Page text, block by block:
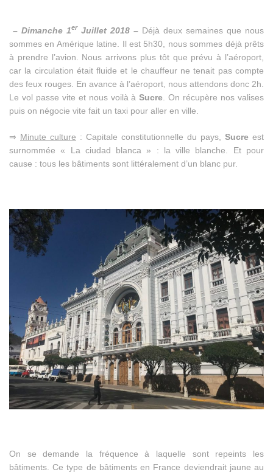
– Dimanche 1erJuillet 2018 – Déjà deux semaines que nous
sommes en Amérique latine. Il est 5h30, nous sommes déjà prêts
à prendre l’avion. Nous arrivons plus tôt que prévu à l’aéroport,
car la circulation était fluide et le chauffeur ne tenait pas compte
des feux rouges. En avance à l’aéroport, nous attendons donc 2h.
Le vol passe vite et nous voilà àSucre . On récupère nos valises
puis on négocie vite fait un taxi pour aller en ville.
⇒ Minute culture : Capitale constitutionnelle du pays, Sucre est
surnommée « La ciudad blanca » : la ville blanche. Et pour
cause : tous les bâtiments sont littéralement d’un blanc pur.
On se demande la fréquence à laquelle sont repeints les
bâtiments. Ce type de bâtiments en France deviendrait jaune au